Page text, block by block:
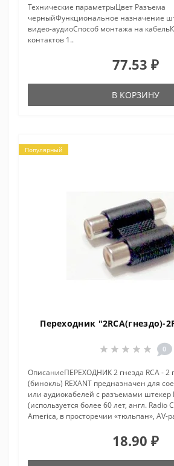
Технические параметрыЦвет Разъема
черныйФункциональное назначение
видео-аудиоСпособ монтажа на
контактов 1..
77.53 ₽
В КОРЗИНУ
Популярный
Переходник "2RCA(гнездо)-
0
ОписаниеПЕРЕХОДНИК 2 гнезда RCA - 2
(бинокль) REXANT предназначен для
или аудиокабелей с разъемами штекер
(используется более 60 лет, англ. Radio
America, в просторечии «тюльпан», AV-
18.90 ₽